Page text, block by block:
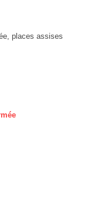
places assises